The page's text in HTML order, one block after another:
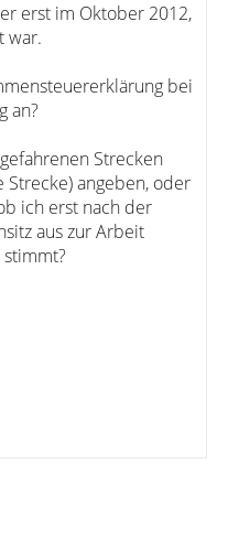
erst im Oktober 2012,
war.
bei
an?
Strecken
Strecke) angeben, oder
ich erst nach der
aus zur Arbeit